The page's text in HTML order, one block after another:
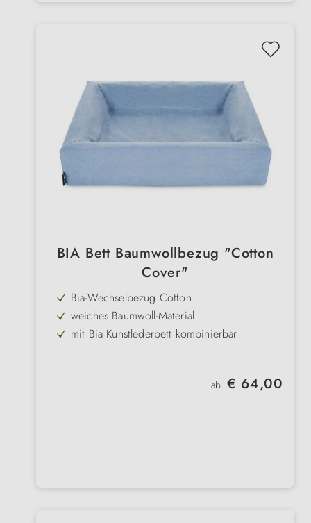
BIA Bett Baumwollbezug "Cotton
Cover"
Bia-Wechselbezug Cotton
weiches Baumwoll-Material
mit Bia Kunstlederbett kombinierbar
Regulärer Preis:
ab € 64,00